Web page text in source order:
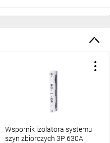
Wspornik izolatora systemu
szyn zbiorczych 3P 630A